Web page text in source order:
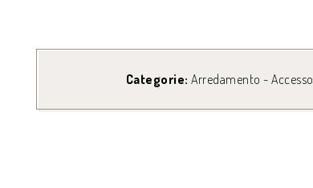
Categorie: Arredamento -